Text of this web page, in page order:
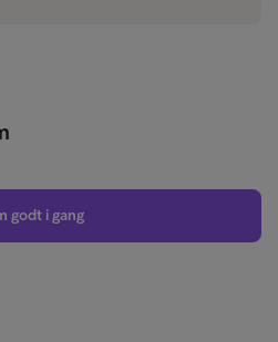
godt i gang